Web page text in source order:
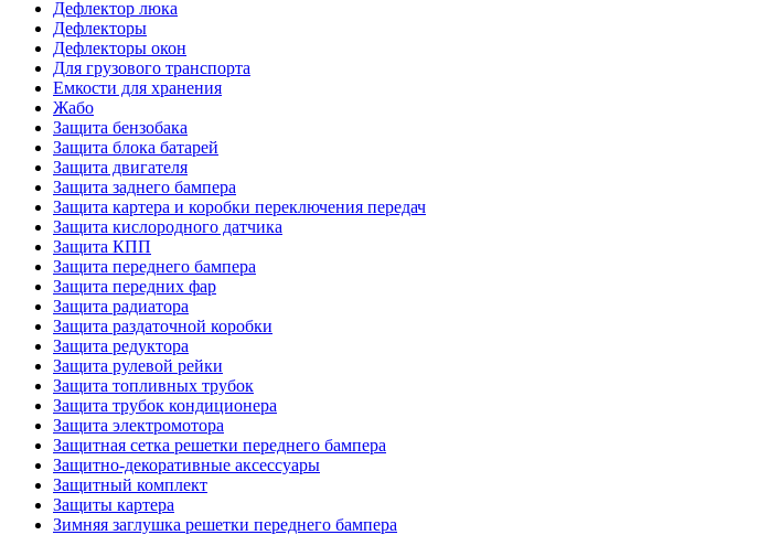
Дефлектор люка
Дефлекторы
Дефлекторы окон
Для грузового транспорта
Емкости для хранения
Жабо
Защита бензобака
Защита блока батарей
Защита двигателя
Защита заднего бампера
Защита картера и коробки переключения передач
Защита кислородного датчика
Защита КПП
Защита переднего бампера
Защита передних фар
Защита радиатора
Защита раздаточной коробки
Защита редуктора
Защита рулевой рейки
Защита топливных трубок
Защита трубок кондиционера
Защита электромотора
Защитная сетка решетки переднего бампера
Защитно-декоративные аксессуары
Защитный комплект
Защиты картера
Зимняя заглушка решетки переднего бампера